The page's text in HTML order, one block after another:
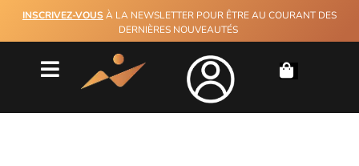
INSCRIVEZ-VOUS À LA NEWSLETTER POUR ÊTRE AU COURANT DES
DERNIÈRES NOUVEAUTÉS